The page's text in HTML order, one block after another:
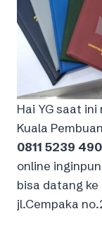
Hai YG saat
Kuala
0811 5239 490
online
bisa datang
jl.Cempaka